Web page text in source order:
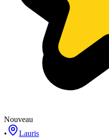
Nouveau
•
Lauris